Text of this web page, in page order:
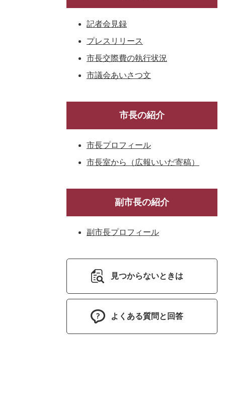
記者会見録
プレスリリース
市長交際費の執行状況
市議会あいさつ文
市長の紹介
市長プロフィール
市長室から（広報いいだ寄稿）
副市長の紹介
副市長プロフィール
見つからないときは
よくある質問と回答